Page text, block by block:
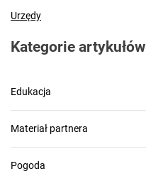
Urzędy
Kategorie artykułów
Edukacja
Materiał partnera
Pogoda